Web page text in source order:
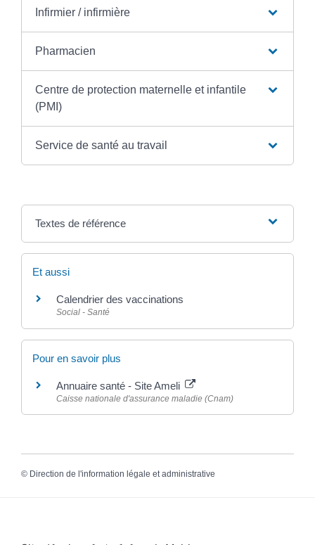
Infirmier / infirmière
Pharmacien
Centre de protection maternelle et infantile
(PMI)
Service de santé au travail
Textes de référence
Et aussi
Calendrier des vaccinations
Social - Santé
Pour en savoir plus
Annuaire santé - Site Ameli
Caisse nationale d'assurance maladie (Cnam)
© Direction de l'information légale et administrative